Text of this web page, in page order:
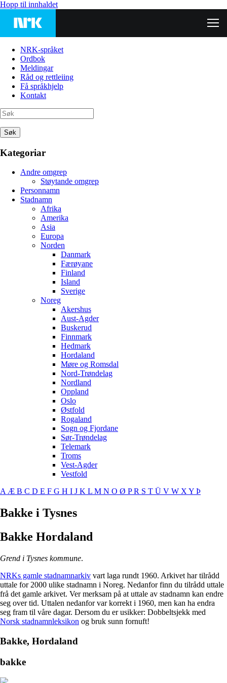
Hopp til innhaldet
NRK-språket
Ordbok
Meldingar
Råd og rettleiing
Få språkhjelp
Kontakt
Søk
Kategoriar
Andre omgrep
Støytande omgrep
Personnamn
Stadnamn
Afrika
Amerika
Asia
Europa
Norden
Danmark
Færøyane
Finland
Island
Sverige
Noreg
Akershus
Aust-Agder
Buskerud
Finnmark
Hedmark
Hordaland
Møre og Romsdal
Nord-Trøndelag
Nordland
Oppland
Oslo
Østfold
Rogaland
Sogn og Fjordane
Sør-Trøndelag
Telemark
Troms
Vest-Agder
Vestfold
AÆ B C D E F G H I J K L M N O Ø PR S T Ü V W XY Þ
Bakke i Tysnes
Bakke Hordaland
Grend i Tysnes kommune.
NRKs gamle stadnamnarkiv vart laga rundt 1960. Arkivet har tilrådd
uttale for 2000 ulike stadnamn i Noreg. Nedanfor finn du tilrådd uttale
frå det gamle arkivet. Ver merksam på at uttale av stadnamn kan endre
seg over tid. Uttalen nedanfor var korrekt i 1960, men kan ha endra
seg fram til våre dagar. Dersom du er usikker: Dobbeltsjekk med
Norsk stadnamnleksikon og bruk sunn fornuft!
Bakke, Hordaland
bakke